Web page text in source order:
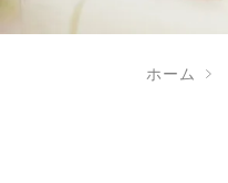
ホーム